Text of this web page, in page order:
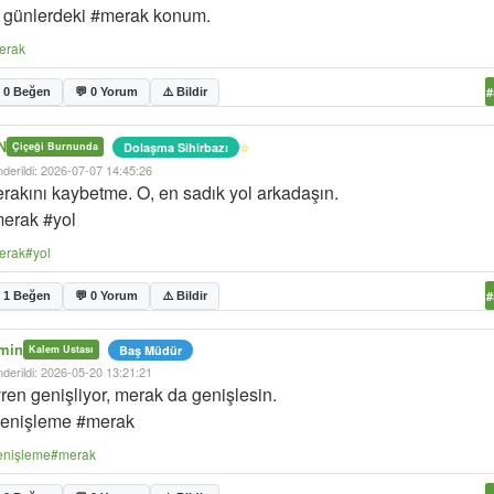
#merak konum.
0 Beğen 💬 0 Yorum ⚠️ Bildir
Çiçeği Burnunda Dolaşma Sihirbazı ⭐
2026-07-07 14:45:26
kaybetme. O, en sadık yol arkadaşın.
#yol
#yol
1 Beğen 💬 0 Yorum ⚠️ Bildir
Kalem Ustası Baş Müdür
2026-05-20 13:21:21
genişliyor, merak da genişlesin.
#merak
#merak